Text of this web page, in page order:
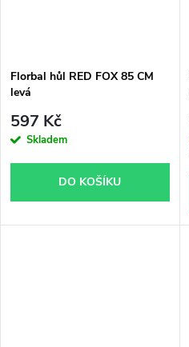
Florbal hůl RED FOX 85 CM
levá
597 Kč
Skladem
DO KOŠÍKU